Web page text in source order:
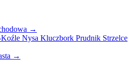
→
Nysa Kluczbork Prudnik Strzelce
→